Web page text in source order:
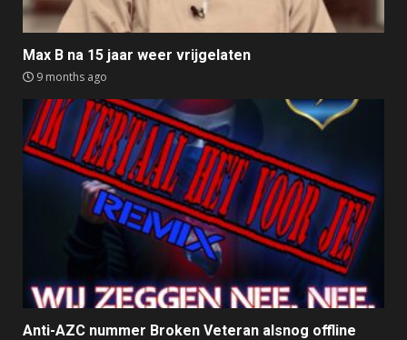
Max B na 15 jaar weer vrijgelaten
9 months ago
Anti-AZC nummer Broken Veteran alsnog offline